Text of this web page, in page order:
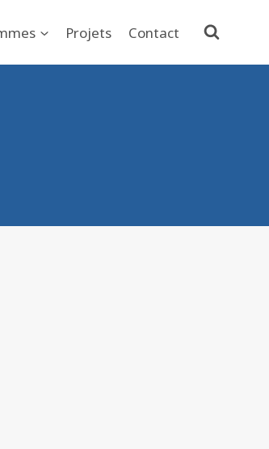
Projets Contact